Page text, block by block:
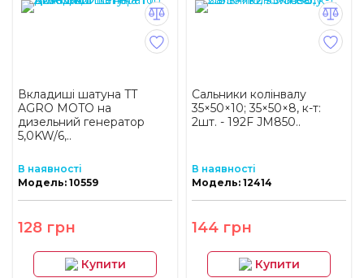
Вкладиші шатуна TT
AGRO MOTO на
дизельний генератор
5,0KW/6,..
В наявності
Модель: 10559
128 грн
Купити
Сальники колінвалу
35×50×10; 35×50×8, к-т:
2шт. - 192F JM850..
В наявності
Модель: 12414
144 грн
Купити